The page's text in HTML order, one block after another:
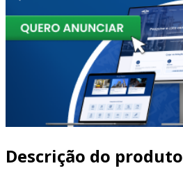
Descrição do produto